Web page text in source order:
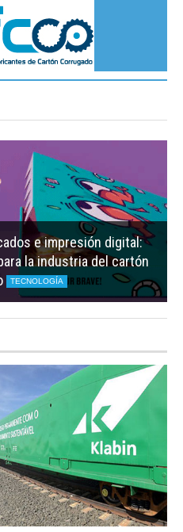
que puede transformar la
de cartón corrugado
e impresión digital:
la industria del cartón
TECNOLOGÍA
su conducción regional
Chile
MERCADO